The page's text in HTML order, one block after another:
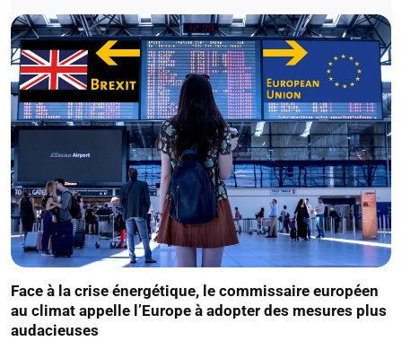
Face à la crise énergétique, le commissaire européen
au climat appelle l’Europe à adopter des mesures plus
audacieuses